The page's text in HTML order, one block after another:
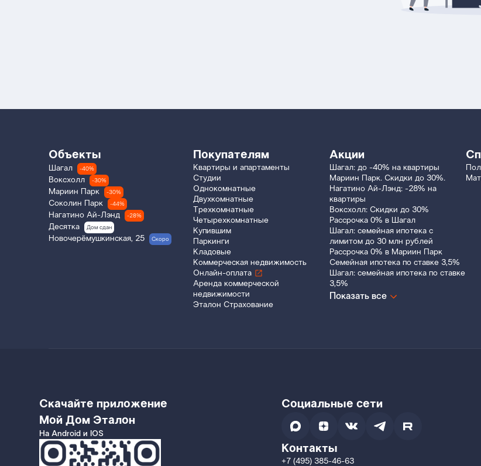
Объекты
Шагал -40%
Воксхолл -30%
Мариин Парк -30%
Соколин Парк -44%
Нагатино Ай-Лэнд -28%
Десятка Дом сдан
Новочерёмушкинская, 25 Скоро
Покупателям
Квартиры и апартаменты
Студии
Однокомнатные
Двухкомнатные
Трехкомнатные
Четырехкомнатные
Купившим
Паркинги
Кладовые
Коммерческая недвижимость
Онлайн-оплата
Аренда коммерческой
недвижимости
Эталон Страхование
Акции
Шагал: до -40% на квартиры
Мариин Парк. Скидки до 30%.
Нагатино Ай-Лэнд: -28% на
квартиры
Воксхолл: Скидки до 30%
Рассрочка 0% в Шагал
Шагал: семейная ипотека с
лимитом до 30 млн рублей
Рассрочка 0% в Мариин Парк
Семейная ипотека по ставке 3,5%
Шагал: семейная ипотека по ставке
3,5%
Показать все
Скачайте приложение
Мой Дом Эталон
На Android и IOS
Социальные сети
Контакты
+7 (495) 385-46-63